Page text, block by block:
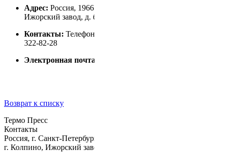
Адрес: Россия, 196650, Санкт-Петербург, г. Колпино,
Ижорский завод, д. б/н
Контакты: Телефон: 8 (812) 322-89-80, Факс: 8 (812)
322-82-28
Электронная почта:
Возврат к списку
Термо Пресс
Контакты
Россия, г. Санкт-Петербург,
г. Колпино, Ижорский завод, д. б/н